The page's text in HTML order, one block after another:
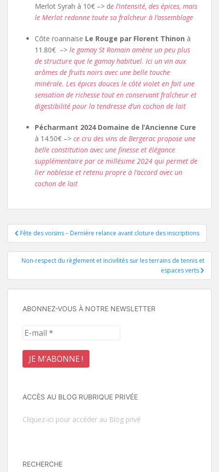
Merlot Syrah à 10€ –> de l’intensité, des épices, mais
le Merlot redonne toute sa fraîcheur à l’assemblage
Côte roannaise Le Rouge par Florent Thinon à
11.80€ –> le gamay St Romain amène un peu plus
de structure que le gamay habituel. Ici un vin aux
arômes de fruits noirs avec une belle touche
minérale. Les épices douces le côté violet en fait une
sensation de richesse tout en conservant fraîcheur et
digestibilité pour la tendresse d’un cochon de lait
Pécharmant 2024 Domaine de l’Ancienne Cure
à 14.50€ –> ce cru des vins de Bergerac propose une
belle constitution avec une finesse et élégance
supplémentaire par ce millésime 2024 qui permet de
lier noblesse et retenu propre à l’accord avec un
cochon de lait
Navigation
de
l’article
Fête des voisins – Dernière relance avant cloture des inscriptions
Non-respect du règlement et incivilités sur les terrains de tennis et
espaces verts
ABONNEZ-VOUS À NOTRE NEWSLETTER
ACCÈS AU BLOG RUBRIQUE PRIVÉE
Cliquez-ici pour accéder au Blog privé
RECHERCHE